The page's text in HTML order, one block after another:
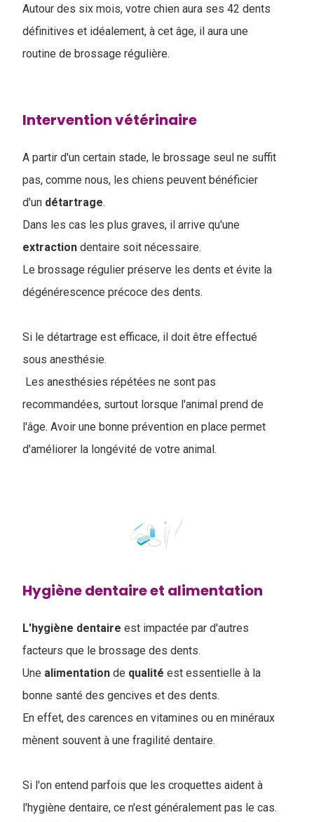
Autour des six mois, votre chien aura ses 42 dents
définitives et idéalement, à cet âge, il aura une
routine de brossage régulière.
Intervention vétérinaire
A partir d'un certain stade, le brossage seul ne suffit
pas, comme nous, les chiens peuvent bénéficier
d'un détartrage.
Dans les cas les plus graves, il arrive qu'une
extraction dentaire soit nécessaire.
Le brossage régulier préserve les dents et évite la
dégénérescence précoce des dents.
Si le détartrage est efficace, il doit être effectué
sous anesthésie.
Les anesthésies répétées ne sont pas
recommandées, surtout lorsque l'animal prend de
l'âge. Avoir une bonne prévention en place permet
d'améliorer la longévité de votre animal.
Hygiène dentaire et alimentation
L'hygiène dentaire est impactée par d'autres
facteurs que le brossage des dents.
Une alimentation de qualité est essentielle à la
bonne santé des gencives et des dents.
En effet, des carences en vitamines ou en minéraux
mènent souvent à une fragilité dentaire.
Si l'on entend parfois que les croquettes aident à
l'hygiène dentaire, ce n'est généralement pas le cas.